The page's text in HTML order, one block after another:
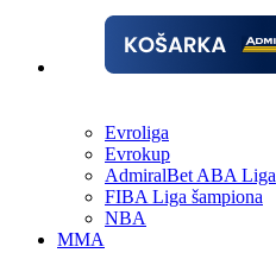
Evroliga
Evrokup
AdmiralBet ABA Liga
FIBA Liga šampiona
NBA
MMA